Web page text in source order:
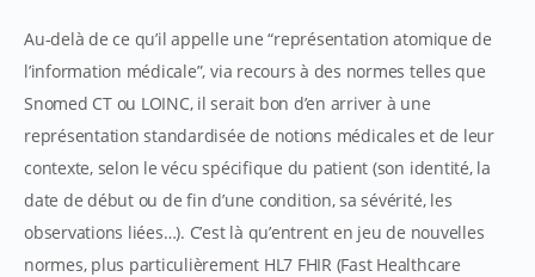
Au-delà de ce qu’il appelle une “représentation atomique de
l’information médicale”, via recours à des normes telles que
Snomed CT ou LOINC, il serait bon d’en arriver à une
représentation standardisée de notions médicales et de leur
contexte, selon le vécu spécifique du patient (son identité, la
date de début ou de fin d’une condition, sa sévérité, les
observations liées…). C’est là qu’entrent en jeu de nouvelles
normes, plus particulièrement HL7 FHIR (Fast Healthcare